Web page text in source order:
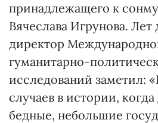
принадлежащего к
Вячеслава Игрунова. Лет
директор
гуманитарно-
исследований заметил:
случаев в истории,
бедные, небольшие